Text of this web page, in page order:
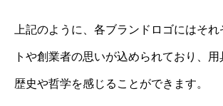
上記のように、各ブランドロゴにはそ
トや創業者の思いが込められており、
歴史や哲学を感じることができます。